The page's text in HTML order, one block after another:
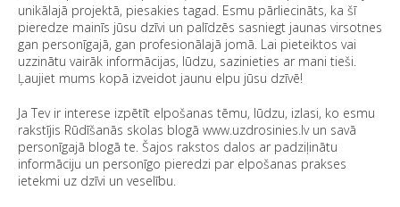
unikālajā projektā, piesakies tagad. Esmu pārliecināts, ka šī
pieredze mainīs jūsu dzīvi un palīdzēs sasniegt jaunas virsotnes
gan personīgajā, gan profesionālajā jomā. Lai pieteiktos vai
uzzinātu vairāk informācijas, lūdzu, sazinieties ar mani tieši.
Ļaujiet mums kopā izveidot jaunu elpu jūsu dzīvē!
Ja Tev ir interese izpētīt elpošanas tēmu, lūdzu, izlasi, ko esmu
rakstījis Rūdīšanās skolas blogā www.uzdrosinies.lv un savā
personīgajā blogā te. Šajos rakstos dalos ar padziļinātu
informāciju un personīgo pieredzi par elpošanas prakses
ietekmi uz dzīvi un veselību.